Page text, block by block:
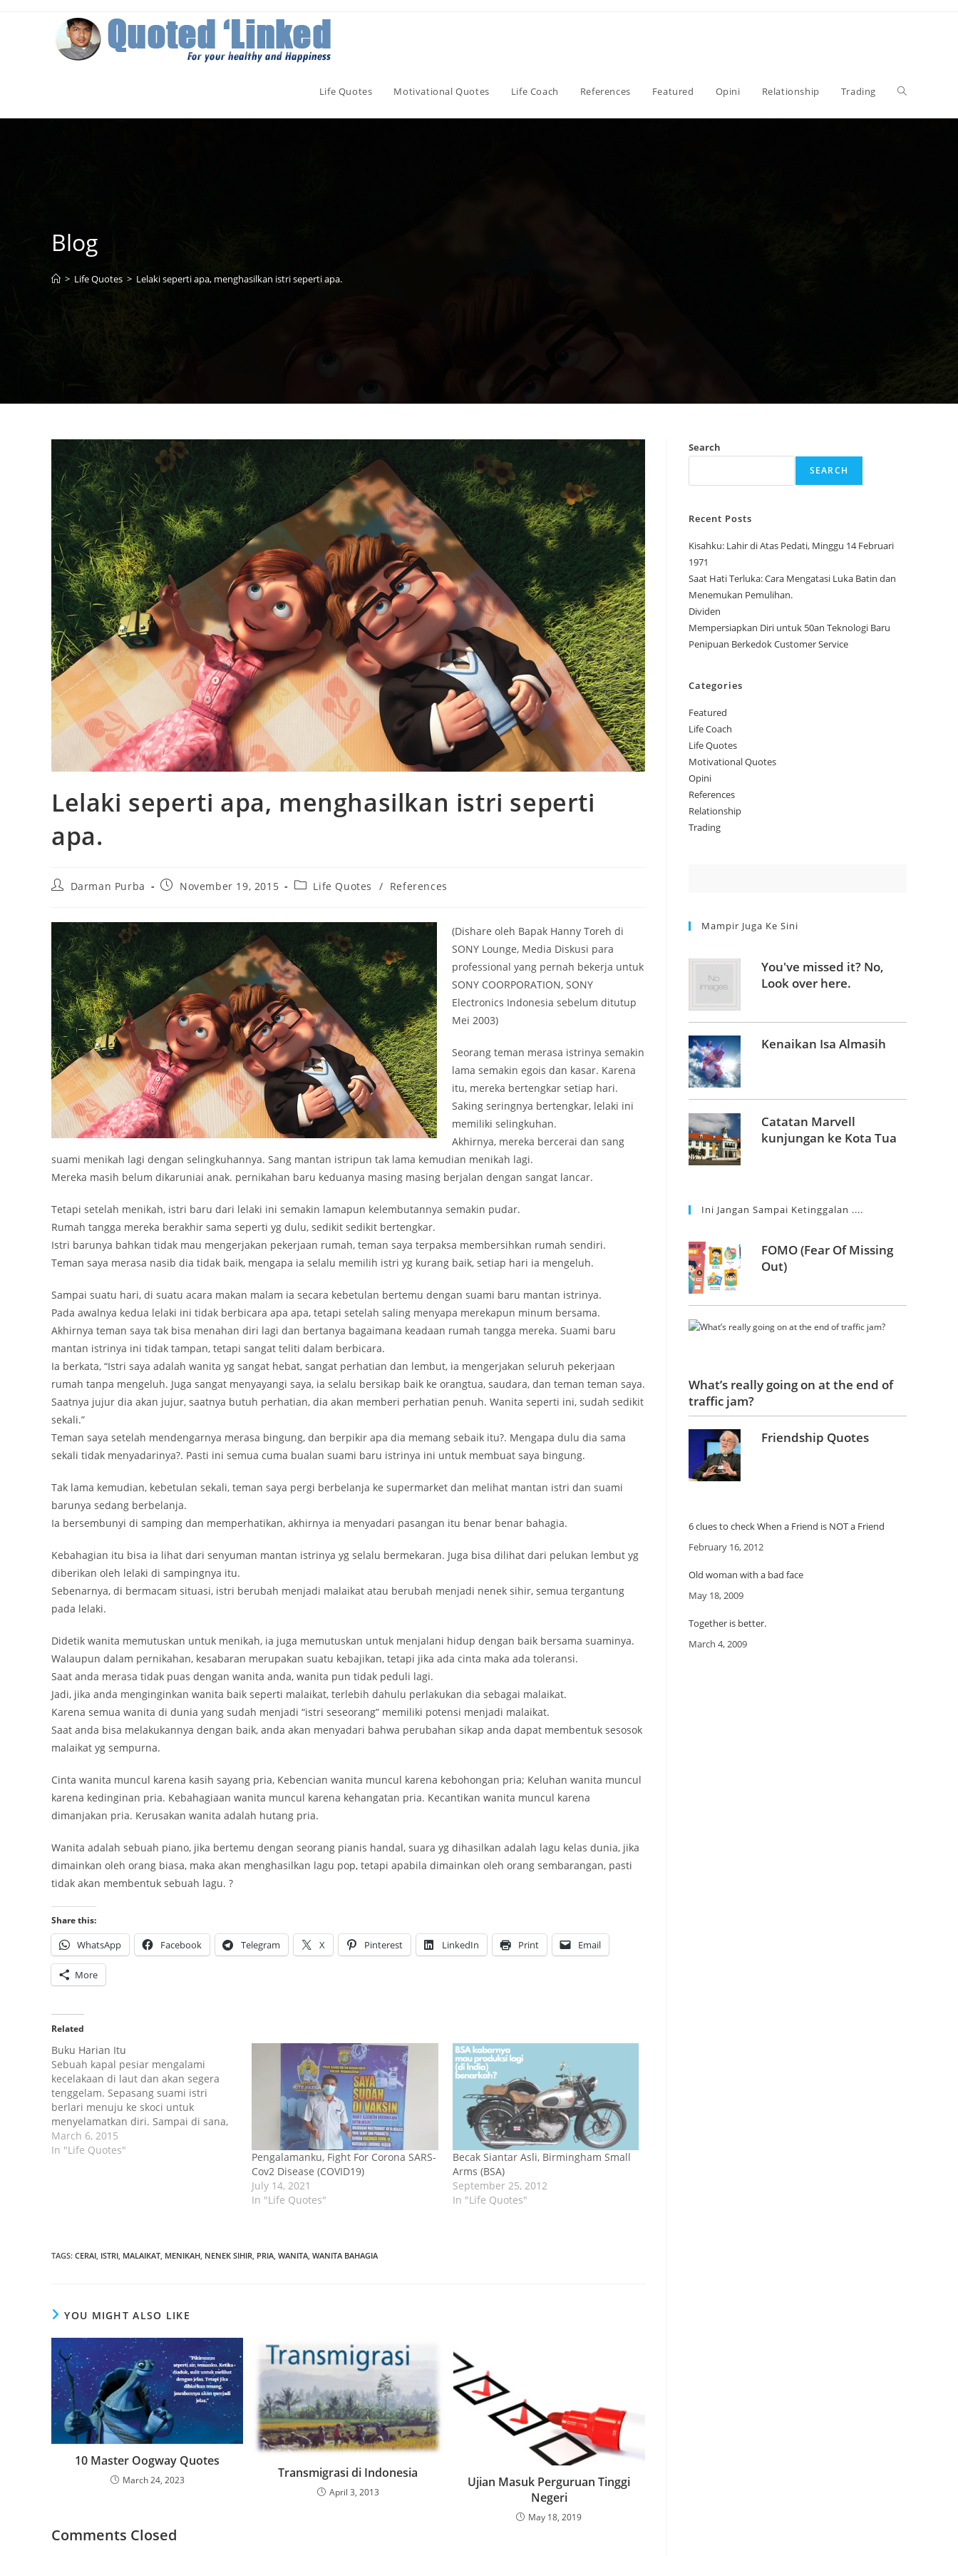
Life Quotes Motivational Quotes Life Coach References Featured Opini Relationship Trading Toggle
Blog
> Life Quotes > Lelaki seperti apa, menghasilkan istri seperti apa.
Lelaki seperti apa, menghasilkan istri seperti
apa.
PostDarman Purba
PostNovember 19, 2015
PostLife Quotes / References
(Dishare oleh Bapak Hanny Toreh di
SONY Lounge, Media Diskusi para
professional yang pernah bekerja untuk
SONY COORPORATION, SONY
Electronics Indonesia sebelum ditutup
Mei 2003)
Seorang teman merasa istrinya semakin
lama semakin egois dan kasar. Karena
itu, mereka bertengkar setiap hari.
Saking seringnya bertengkar, lelaki ini
memiliki selingkuhan.
Akhirnya, mereka bercerai dan sang
suami menikah lagi dengan selingkuhannya. Sang mantan istripun tak lama kemudian menikah lagi.
Mereka masih belum dikaruniai anak. pernikahan baru keduanya masing masing berjalan dengan sangat lancar.
Tetapi setelah menikah, istri baru dari lelaki ini semakin lamapun kelembutannya semakin pudar.
Rumah tangga mereka berakhir sama seperti yg dulu, sedikit sedikit bertengkar.
Istri barunya bahkan tidak mau mengerjakan pekerjaan rumah, teman saya terpaksa membersihkan rumah sendiri.
Teman saya merasa nasib dia tidak baik, mengapa ia selalu memilih istri yg kurang baik, setiap hari ia mengeluh.
Sampai suatu hari, di suatu acara makan malam ia secara kebetulan bertemu dengan suami baru mantan istrinya.
Pada awalnya kedua lelaki ini tidak berbicara apa apa, tetapi setelah saling menyapa merekapun minum bersama.
Akhirnya teman saya tak bisa menahan diri lagi dan bertanya bagaimana keadaan rumah tangga mereka. Suami baru
mantan istrinya ini tidak tampan, tetapi sangat teliti dalam berbicara.
Ia berkata, “Istri saya adalah wanita yg sangat hebat, sangat perhatian dan lembut, ia mengerjakan seluruh pekerjaan
rumah tanpa mengeluh. Juga sangat menyayangi saya, ia selalu bersikap baik ke orangtua, saudara, dan teman teman saya.
Saatnya jujur dia akan jujur, saatnya butuh perhatian, dia akan memberi perhatian penuh. Wanita seperti ini, sudah sedikit
sekali.”
Teman saya setelah mendengarnya merasa bingung, dan berpikir apa dia memang sebaik itu?. Mengapa dulu dia sama
sekali tidak menyadarinya?. Pasti ini semua cuma bualan suami baru istrinya ini untuk membuat saya bingung.
Tak lama kemudian, kebetulan sekali, teman saya pergi berbelanja ke supermarket dan melihat mantan istri dan suami
barunya sedang berbelanja.
Ia bersembunyi di samping dan memperhatikan, akhirnya ia menyadari pasangan itu benar benar bahagia.
Kebahagian itu bisa ia lihat dari senyuman mantan istrinya yg selalu bermekaran. Juga bisa dilihat dari pelukan lembut yg
diberikan oleh lelaki di sampingnya itu.
Sebenarnya, di bermacam situasi, istri berubah menjadi malaikat atau berubah menjadi nenek sihir, semua tergantung
pada lelaki.
Didetik wanita memutuskan untuk menikah, ia juga memutuskan untuk menjalani hidup dengan baik bersama suaminya.
Walaupun dalam pernikahan, kesabaran merupakan suatu kebajikan, tetapi jika ada cinta maka ada toleransi.
Saat anda merasa tidak puas dengan wanita anda, wanita pun tidak peduli lagi.
Jadi, jika anda menginginkan wanita baik seperti malaikat, terlebih dahulu perlakukan dia sebagai malaikat.
Karena semua wanita di dunia yang sudah menjadi “istri seseorang” memiliki potensi menjadi malaikat.
Saat anda bisa melakukannya dengan baik, anda akan menyadari bahwa perubahan sikap anda dapat membentuk sesosok
malaikat yg sempurna.
Cinta wanita muncul karena kasih sayang pria, Kebencian wanita muncul karena kebohongan pria; Keluhan wanita muncul
karena kedinginan pria. Kebahagiaan wanita muncul karena kehangatan pria. Kecantikan wanita muncul karena
dimanjakan pria. Kerusakan wanita adalah hutang pria.
Wanita adalah sebuah piano, jika bertemu dengan seorang pianis handal, suara yg dihasilkan adalah lagu kelas dunia, jika
dimainkan oleh orang biasa, maka akan menghasilkan lagu pop, tetapi apabila dimainkan oleh orang sembarangan, pasti
tidak akan membentuk sebuah lagu. ?
Share this:
WhatsApp Facebook Telegram X Pinterest LinkedIn Print Email
More
Related
Buku Harian Itu
Sebuah kapal pesiar mengalami
kecelakaan di laut dan akan segera
tenggelam. Sepasang suami istri
berlari menuju ke skoci untuk
menyelamatkan diri. Sampai di sana,
mereka menyadari bahwa hanya ada
tempat untuk satu orang yang tersisa.
March 6, 2015
In "Life Quotes"
Pengalamanku, Fight For Corona SARS-
Cov2 Disease (COVID19)
July 14, 2021
In "Life Quotes"
Becak Siantar Asli, Birmingham Small
Arms (BSA)
September 25, 2012
In "Life Quotes"
TAGS: CERAI ISTRI MALAIKAT MENIKAH NENEK SIHIR PRIA WANITA WANITA BAHAGIA
YOU MIGHT ALSO LIKE
10 Master Oogway Quotes
March 24, 2023 Transmigrasi di Indonesia
April 3, 2013
Ujian Masuk Perguruan Tinggi
Negeri
May 18, 2019
Comments Closed
Search
SEARCH
Recent Posts
Kisahku: Lahir di Atas Pedati, Minggu 14 Februari
1971
Saat Hati Terluka: Cara Mengatasi Luka Batin dan
Menemukan Pemulihan.
Dividen
Mempersiapkan Diri untuk 50an Teknologi Baru
Penipuan Berkedok Customer Service
Categories
Featured
Life Coach
Life Quotes
Motivational Quotes
Opini
References
Relationship
Trading
Mampir Juga Ke Sini
You've missed it? No,
Look over here.
Kenaikan Isa Almasih
Catatan Marvell
kunjungan ke Kota Tua
Ini Jangan Sampai Ketinggalan ....
FOMO (Fear Of Missing
Out)
What’s really going on at the end of
traffic jam?
Friendship Quotes
6 clues to check When a Friend is NOT a Friend
Date
February 16, 2012
Old woman with a bad face
Date
May 18, 2009
Together is better.
Date
March 4, 2009